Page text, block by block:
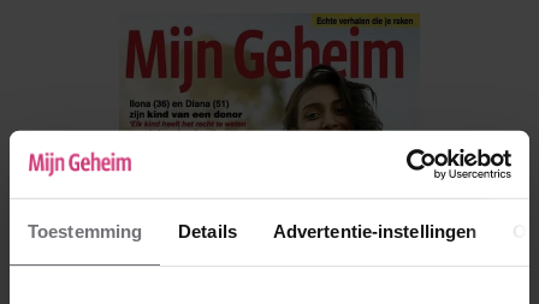
Toestemming Details Advertentie-instellingen